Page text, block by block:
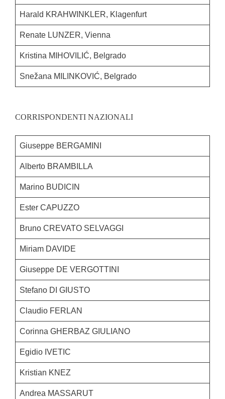
Harald KRAHWINKLER, Klagenfurt
Renate LUNZER, Vienna
Kristina MIHOVILIĆ, Belgrado
Snežana MILINKOVIĆ, Belgrado
CORRISPONDENTI NAZIONALI
Giuseppe BERGAMINI
Alberto BRAMBILLA
Marino BUDICIN
Ester CAPUZZO
Bruno CREVATO SELVAGGI
Miriam DAVIDE
Giuseppe DE VERGOTTINI
Stefano DI GIUSTO
Claudio FERLAN
Corinna GHERBAZ GIULIANO
Egidio IVETIC
Kristian KNEZ
Andrea MASSARUT